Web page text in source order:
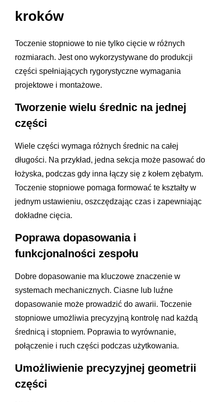
kroków
Toczenie stopniowe to nie tylko cięcie w różnych
rozmiarach. Jest ono wykorzystywane do produkcji
części spełniających rygorystyczne wymagania
projektowe i montażowe.
Tworzenie wielu średnic na jednej
części
Wiele części wymaga różnych średnic na całej
długości. Na przykład, jedna sekcja może pasować do
łożyska, podczas gdy inna łączy się z kołem zębatym.
Toczenie stopniowe pomaga formować te kształty w
jednym ustawieniu, oszczędzając czas i zapewniając
dokładne cięcia.
Poprawa dopasowania i
funkcjonalności zespołu
Dobre dopasowanie ma kluczowe znaczenie w
systemach mechanicznych. Ciasne lub luźne
dopasowanie może prowadzić do awarii. Toczenie
stopniowe umożliwia precyzyjną kontrolę nad każdą
średnicą i stopniem. Poprawia to wyrównanie,
połączenie i ruch części podczas użytkowania.
Umożliwienie precyzyjnej geometrii
części